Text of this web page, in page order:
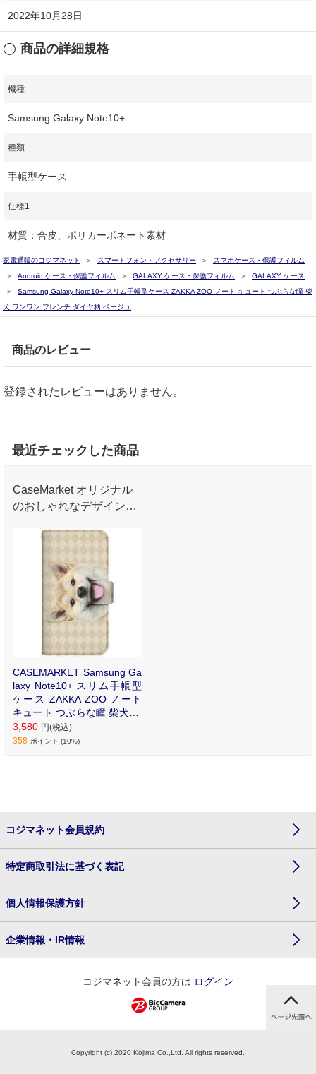
2022年10月28日
商品の詳細規格
機種
Samsung Galaxy Note10+
種類
手帳型ケース
仕様1
材質：合皮、ポリカーボネート素材
家電通販のコジマネット スマートフォン・アクセサリー
スマホケース・保護フィルム
Android ケース・保護フィルム
GALAXY ケース・保護フィルム
GALAXY ケース
Samsung Galaxy Note10+ スリム手帳型ケース ZAKKA ZOO ノート キュート つぶらな瞳 柴
犬 ワンワン フレンチ ダイヤ柄 ベージュ
商品のレビュー
登録されたレビューはありません。
最近チェックした商品
CaseMarket オリジナル
のおしゃれなデザインプ
ル手帳型ケース。
CASEMARKET Samsung Ga
laxy Note10+ スリム手帳型
ケース ZAKKA ZOO ノート
キュート つぶらな瞳 柴犬 ワ
ンワン フレンチ ダイヤ柄 ベ
ージュ SC-01M-BCM2S2821
3,580 円(税込)
358 ポイント (10%)
コジマネット会員規約
特定商取引法に基づく表記
個人情報保護方針
企業情報・IR情報
コジマネット会員の方は ログイン
Copyright (c) 2020 Kojima Co.,Ltd. All rights reserved.